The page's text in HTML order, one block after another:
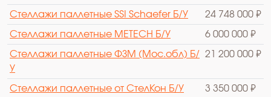
Стеллажи паллетные SSI Schaefer Б/У 24 748 000 ₽
Стеллажи паллетные METECH Б/У 6 000 000 ₽
Стеллажи паллетные ФЗМ (Мос.обл) Б/
У
21 200 000 ₽
Стеллажи паллетные от СтелКон Б/У 3 350 000 ₽